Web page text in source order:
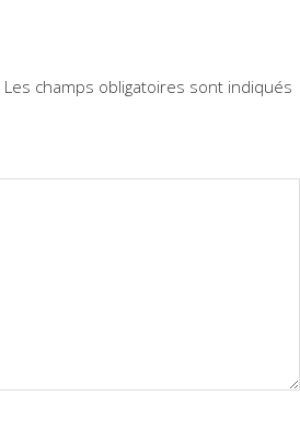
Les champs obligatoires sont indiqués